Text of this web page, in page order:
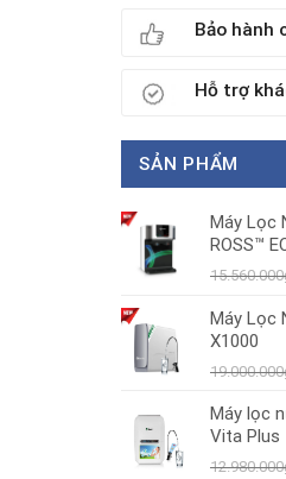
Bảo hành
Hỗ trợ
SẢN PHẨM
Máy Lọc
ROSS™
15.560.000
Máy Lọc
X1000
19.000.000
Máy lọc
Vita Plus
12.980.000